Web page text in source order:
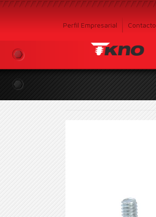
Perfil Empresarial Contacto